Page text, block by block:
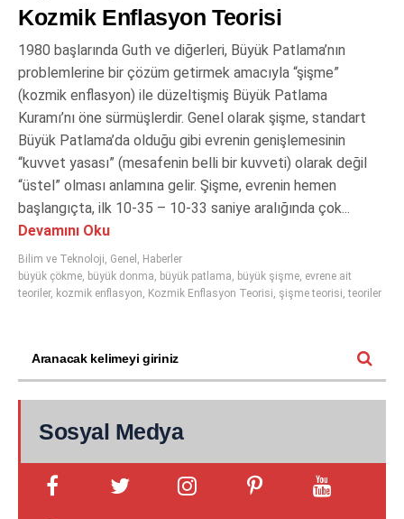
Kozmik Enflasyon Teorisi
1980 başlarında Guth ve diğerleri, Büyük Patlama’nın
problemlerine bir çözüm getirmek amacıyla “şişme”
(kozmik enflasyon) ile düzeltişmiş Büyük Patlama
Kuramı’nı öne sürmüşlerdir. Genel olarak şişme, standart
Büyük Patlama’da olduğu gibi evrenin genişlemesinin
“kuvvet yasası” (mesafenin belli bir kuvveti) olarak değil
“üstel” olması anlamına gelir. Şişme, evrenin hemen
başlangıçta, ilk 10-35 – 10-33 saniye aralığında çok...
Devamını Oku
Bilim ve Teknoloji, Genel , Haberler
büyük çökme, büyük donma, büyük patlama, büyük şişme, evrene ait
teoriler, kozmik enflasyon, Kozmik Enflasyon Teorisi, şişme teorisi,teoriler
Sosyal Medya